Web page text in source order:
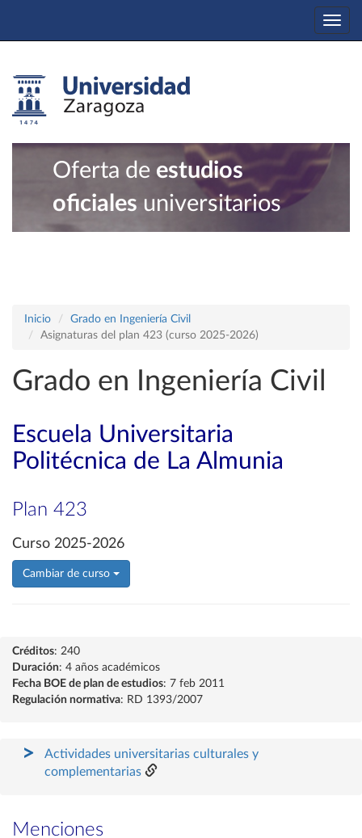
Oferta de estudios
oficiales universitarios
Inicio
Grado en Ingeniería Civil
Asignaturas del plan 423 (curso 2025-2026)
Grado en Ingeniería Civil
Escuela Universitaria
Politécnica de La Almunia
Plan 423
Curso 2025-2026
Cambiar de curso
Créditos: 240
Duración: 4 años académicos
Fecha BOE de plan de estudios: 7 feb 2011
Regulación normativa: RD 1393/2007
Actividades universitarias culturales y
complementarias
Menciones